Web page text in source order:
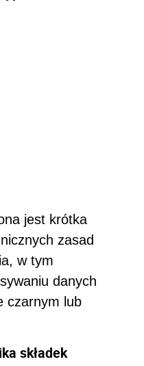
jest krótka
zasad
w tym
danych
czarnym lub
składek